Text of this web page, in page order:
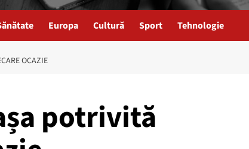
Europa Cultură Sport Tehnologie
OCAZIE
potrivită